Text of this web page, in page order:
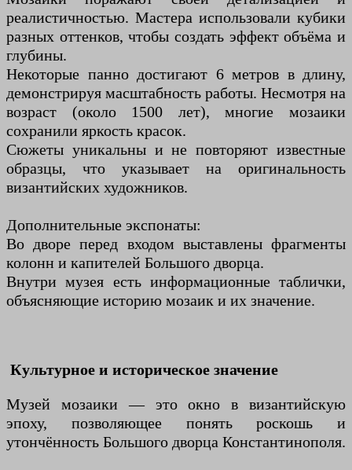
реалистичностью. Мастера использовали кубики
разных оттенков, чтобы создать эффект объёма и
глубины.
Некоторые панно достигают 6 метров в длину,
демонстрируя масштабность работы. Несмотря на
возраст (около 1500 лет), многие мозаики
сохранили яркость красок.
Сюжеты уникальны и не повторяют известные
образцы, что указывает на оригинальность
византийских художников.
Дополнительные экспонаты:
Во дворе перед входом выставлены фрагменты
колонн и капителей Большого дворца.
Внутри музея есть информационные таблички,
объясняющие историю мозаик и их значение.
Культурное и историческое значение
Музей мозаики — это окно в византийскую
эпоху, позволяющее понять роскошь и
утончённость Большого дворца Константинополя.